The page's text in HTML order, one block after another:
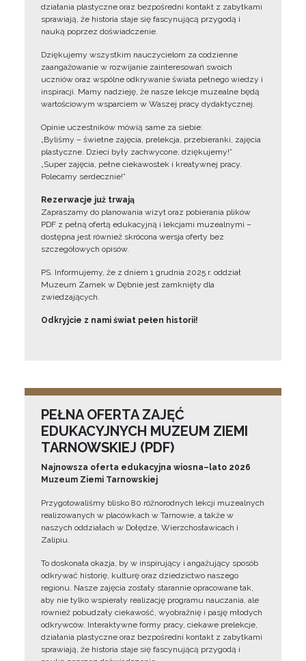
działania plastyczne oraz bezpośredni kontakt z zabytkami
sprawiają, że historia staje się fascynującą przygodą i
nauką poprzez doświadczenie.
Dziękujemy wszystkim nauczycielom za codzienne
zaangażowanie w rozwijanie zainteresowań swoich
uczniów oraz wspólne odkrywanie świata pełnego wiedzy i
inspiracji. Mamy nadzieję, że nasze lekcje muzealne będą
wartościowym wsparciem w Waszej pracy dydaktycznej.
Opinie uczestników mówią same za siebie:
„Byliśmy – świetne zajęcia, prelekcja, przebieranki, zajęcia
plastyczne. Dzieci były zachwycone, dziękujemy!”
„Super zajęcia, pełne ciekawostek i kreatywnej pracy.
Polecamy serdecznie!”
Rezerwacje już trwają
Zapraszamy do planowania wizyt oraz pobierania plików
PDF z pełną ofertą edukacyjną i lekcjami muzealnymi –
dostępna jest również skrócona wersja oferty bez
szczegółowych opisów.
PS. Informujemy, że z dniem 1 grudnia 2025 r. oddział
Muzeum Zamek w Dębnie jest zamknięty dla
zwiedzających.
Odkryjcie z nami świat pełen historii!
PEŁNA OFERTA ZAJĘĆ
EDUKACYJNYCH MUZEUM ZIEMI
TARNOWSKIEJ (PDF)
Najnowsza oferta edukacyjna wiosna–lato 2026
Muzeum Ziemi Tarnowskiej
Przygotowaliśmy blisko 80 różnorodnych lekcji muzealnych
realizowanych w placówkach w Tarnowie, a także w
naszych oddziałach w Dołędze, Wierzchosławicach i
Zalipiu.
To doskonała okazja, by w inspirujący i angażujący sposób
odkrywać historię, kulturę oraz dziedzictwo naszego
regionu. Nasze zajęcia zostały starannie opracowane tak,
aby nie tylko wspierały realizację programu nauczania, ale
również pobudzały ciekawość, wyobraźnię i pasję młodych
odkrywców. Interaktywne formy pracy, ciekawe prelekcje,
działania plastyczne oraz bezpośredni kontakt z zabytkami
sprawiają, że historia staje się fascynującą przygodą i